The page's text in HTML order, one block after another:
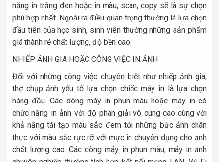
năng in trắng đen hoặc in màu, scan, copy sẽ là sự chọn
phù hợp nhất. Ngoài ra điều quan trọng thường là lựa chọn
đầu tiên của học sinh, sinh viên thường những sản phẩm
giá thành rẻ chất lượng, độ bền cao.
NHIẾP ẢNH GIA HOẶC CÔNG VIỆC IN ẢNH
Đối với những công việc chuyên biệt như nhiếp ảnh gia,
thợ chụp ảnh yếu tố lựa chọn chiếc máy in là lựa chọn
hàng đầu. Các dòng máy in phun màu hoặc máy in có
chức năng in ảnh với độ phân giải vô cùng cao cùng với
khả năng tái tạo màu sắc đem tới những bức ảnh chân
thực với màu sắc rực rỡ với mực in chuyên dụng cho ảnh
chất lượng cao. Các dòng máy in phun màu, máy in ảnh